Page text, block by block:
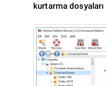
kurtarma dosyaları